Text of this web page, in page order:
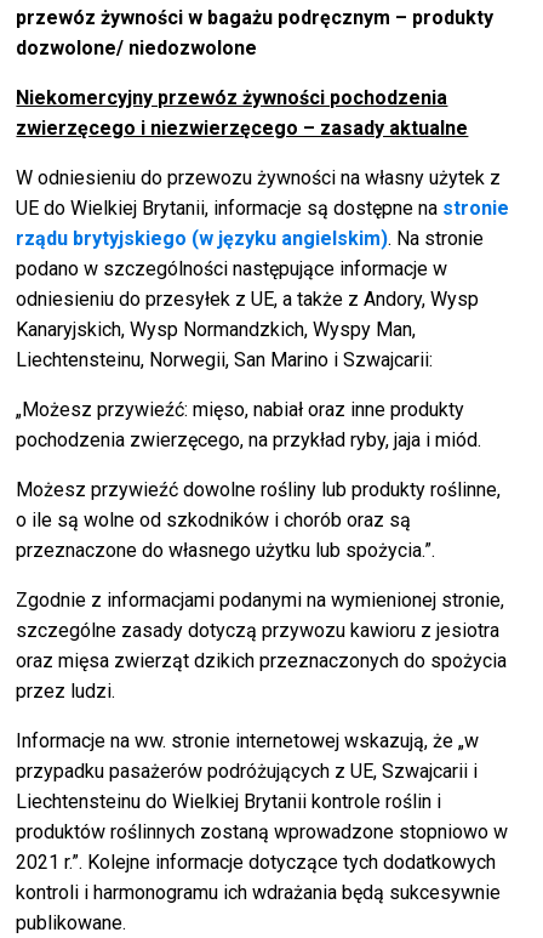
przewóz żywności w bagażu podręcznym – produkty
dozwolone/ niedozwolone
Niekomercyjny przewóz żywności pochodzenia
zwierzęcego i niezwierzęcego – zasady aktualne
W odniesieniu do przewozu żywności na własny użytek z
UE do Wielkiej Brytanii, informacje są dostępne na stronie
rządu brytyjskiego (w języku angielskim). Na stronie
podano w szczególności następujące informacje w
odniesieniu do przesyłek z UE, a także z Andory, Wysp
Kanaryjskich, Wysp Normandzkich, Wyspy Man,
Liechtensteinu, Norwegii, San Marino i Szwajcarii:
„Możesz przywieźć: mięso, nabiał oraz inne produkty
pochodzenia zwierzęcego, na przykład ryby, jaja i miód.
Możesz przywieźć dowolne rośliny lub produkty roślinne,
o ile są wolne od szkodników i chorób oraz są
przeznaczone do własnego użytku lub spożycia.”.
Zgodnie z informacjami podanymi na wymienionej stronie,
szczególne zasady dotyczą przywozu kawioru z jesiotra
oraz mięsa zwierząt dzikich przeznaczonych do spożycia
przez ludzi.
Informacje na ww. stronie internetowej wskazują, że „w
przypadku pasażerów podróżujących z UE, Szwajcarii i
Liechtensteinu do Wielkiej Brytanii kontrole roślin i
produktów roślinnych zostaną wprowadzone stopniowo w
2021 r.”. Kolejne informacje dotyczące tych dodatkowych
kontroli i harmonogramu ich wdrażania będą sukcesywnie
publikowane.